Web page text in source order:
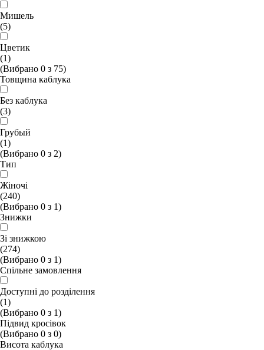
Мишель
(5)
Цветик
(1)
(Вибрано 0 з 75)
Товщина каблука
Без каблука
(3)
Грубый
(1)
(Вибрано 0 з 2)
Тип
Жіночі
(240)
(Вибрано 0 з 1)
Знижки
Зі знижкою
(274)
(Вибрано 0 з 1)
Спільне замовлення
Доступні до розділення
(1)
(Вибрано 0 з 1)
Підвид кросівок
(Вибрано 0 з 0)
Висота каблука